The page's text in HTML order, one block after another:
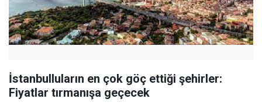
İstanbulluların en çok göç ettiği şehirler:
Fiyatlar tırmanışa geçecek